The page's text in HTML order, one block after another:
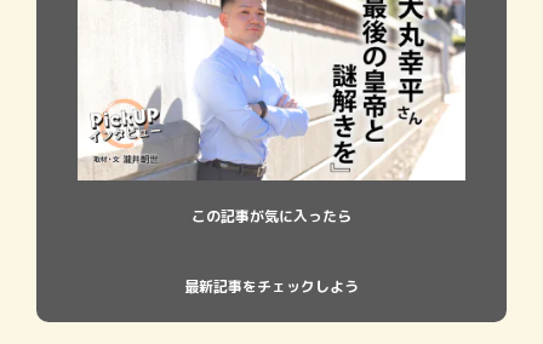
この記事が気に入ったら
最新記事をチェックしよう